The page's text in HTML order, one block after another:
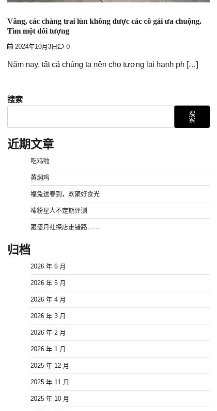
Vâng, các chàng trai lùn không được các cô gái ưa chuộng.
Tìm một đối tượng
2024年10月3日 0
Năm nay, tất cả chúng ta nên cho tương lai hạnh ph […]
搜索
搜
索
近期文章
吃鸡啦
黄焖鸡
福兔送春到，欢聚好食光
嗦粉星人不定期评测
跟盗月社探店走错路……
归档
2026 年 6 月
2026 年 5 月
2026 年 4 月
2026 年 3 月
2026 年 2 月
2026 年 1 月
2025 年 12 月
2025 年 11 月
2025 年 10 月